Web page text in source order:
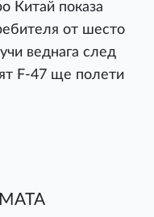
Китай показа
от шесто
веднага след
F-47 ще полети